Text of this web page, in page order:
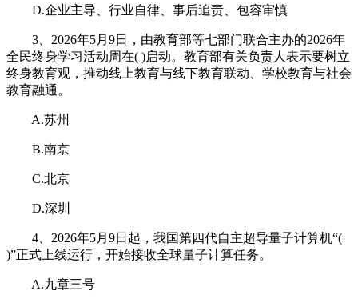
D.企业主导、行业自律、事后追责、包容审慎
3、2026年5月9日，由教育部等七部门联合主办的2026年
全民终身学习活动周在( )启动。教育部有关负责人表示要树立
终身教育观，推动线上教育与线下教育联动、学校教育与社会
教育融通。
A.苏州
B.南京
C.北京
D.深圳
4、2026年5月9日起，我国第四代自主超导量子计算机“(
)”正式上线运行，开始接收全球量子计算任务。
A.九章三号